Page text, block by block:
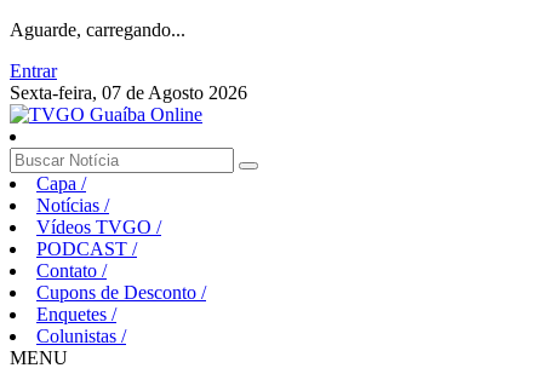
Aguarde, carregando...
Entrar
Sexta-feira, 07 de Agosto 2026
Capa /
Notícias /
Vídeos TVGO /
PODCAST /
Contato /
Cupons de Desconto /
Enquetes /
Colunistas /
MENU